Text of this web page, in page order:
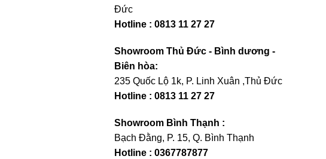
Đức
Hotline : 0813 11 27 27
Showroom Thủ Đức - Bình dương -
Biên hòa:
235 Quốc Lộ 1k, P. Linh Xuân ,Thủ Đức
Hotline : 0813 11 27 27
Showroom Bình Thạnh :
Bạch Đằng, P. 15, Q. Bình Thạnh
Hotline : 0367787877